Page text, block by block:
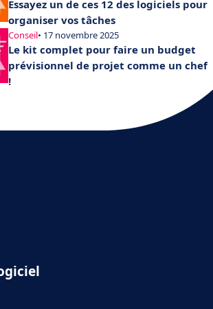
Essayez un de ces 12 des logiciels pour
organiser vos tâches
Conseil• 17 novembre 2025
Le kit complet pour faire un budget
prévisionnel de projet comme un chef
!